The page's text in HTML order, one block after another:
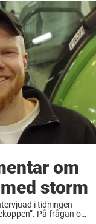
om
storm
i tidningen
På frågan om